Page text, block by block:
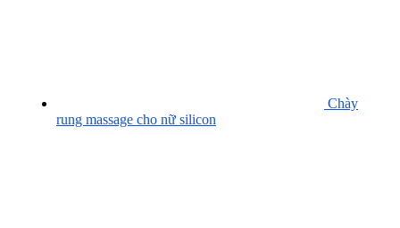
Chày
rung massage cho nữ silicon